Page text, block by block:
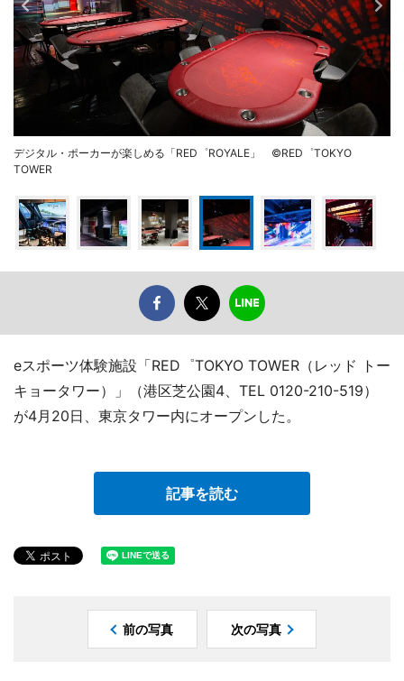
デジタル・ポーカーが楽しめる「RED゜ROYALE」 ©RED゜TOKYO
TOWER
eスポーツ体験施設「RED゜TOKYO TOWER（レッド トー
キョータワー）」（港区芝公園4、TEL 0120-210-519）
が4月20日、東京タワー内にオープンした。
記事を読む
前の写真 次の写真